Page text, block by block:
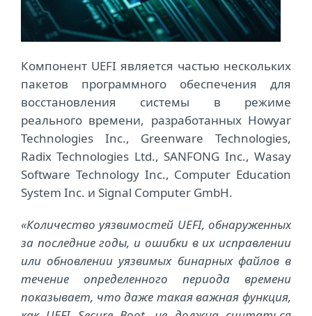
Компонент UEFI является частью нескольких
пакетов программного обеспечения для
восстановления системы в режиме
реального времени, разработанных Howyar
Technologies Inc., Greenware Technologies,
Radix Technologies Ltd., SANFONG Inc., Wasay
Software Technology Inc., Computer Education
System Inc. и Signal Computer GmbH.
«Количество уязвимостей UEFI, обнаруженных
за последние годы, и ошибки в их исправлении
или обновлении уязвимых бинарных файлов в
течение определенного периода времени
показывает, что даже такая важная функция,